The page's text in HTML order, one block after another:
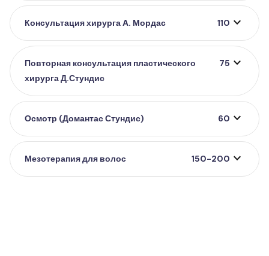
Консультация хирурга А. Мордас 110 expand_more
Повторная консультация пластического
хирурга Д.Стундис
75 expand_more
Осмотр (Домантас Стундис) 60 expand_more
Мезотерапия для волос 150-200 expand_more